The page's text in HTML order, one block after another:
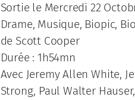
Sortie le Mercredi 22
Drame, Musique, Biopic,
de Scott Cooper
Durée : 1h54mn
Avec Jeremy Allen White,
Strong, Paul Walter